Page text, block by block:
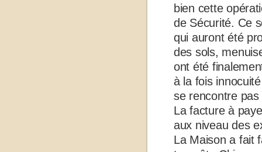
bien cette
de Sécurité. Ce
qui auront été
des sols,
ont été
à la fois
se rencontre
La facture à
aux niveau des
La Maison a fait